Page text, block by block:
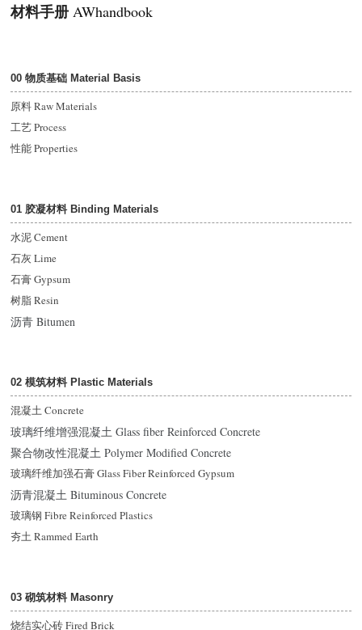
材料手册 AWhandbook
00 物质基础 Material Basis
原料 Raw Materials
工艺 Process
性能 Properties
01 胶凝材料 Binding Materials
水泥 Cement
石灰 Lime
石膏 Gypsum
树脂 Resin
沥青 Bitumen
02 模筑材料 Plastic Materials
混凝土 Concrete
玻璃纤维增强混凝土 Glass fiber Reinforced Concrete
聚合物改性混凝土 Polymer Modified Concrete
玻璃纤维加强石膏 Glass Fiber Reinforced Gypsum
沥青混凝土 Bituminous Concrete
玻璃钢 Fibre Reinforced Plastics
夯土 Rammed Earth
03 砌筑材料 Masonry
烧结实心砖 Fired Brick